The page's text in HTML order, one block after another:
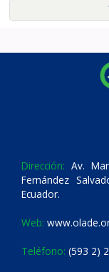
Dirección: Av.
Fernández
Ecuador.
Web:
Teléfono: (593 2)